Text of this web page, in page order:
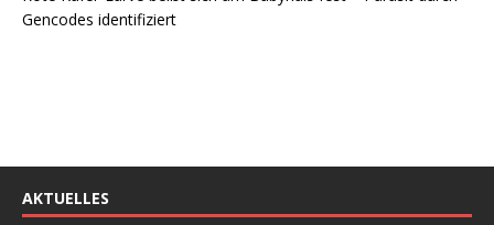
Gencodes identifiziert
AKTUELLES